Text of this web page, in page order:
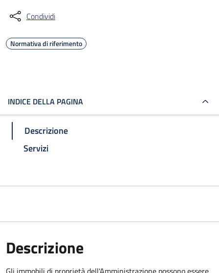
Condividi
Normativa di riferimento
INDICE DELLA PAGINA
Descrizione
Servizi
Descrizione